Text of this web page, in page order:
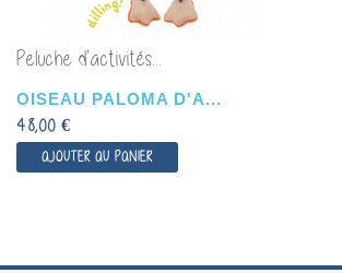
Peluche d'activités...
OISEAU PALOMA D'A...
48,00 €
AJOUTER AU PANIER